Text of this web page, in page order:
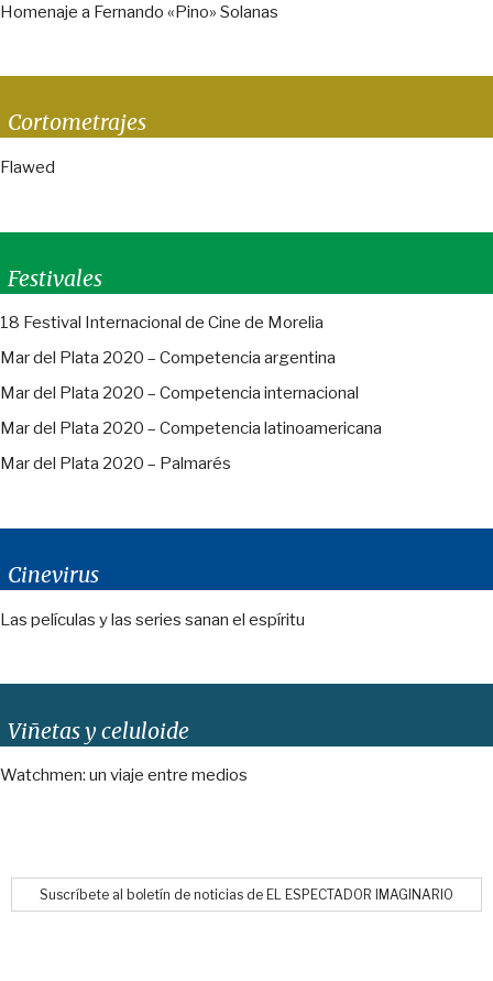
Homenaje a Fernando «Pino» Solanas
Cortometrajes
Flawed
Festivales
18 Festival Internacional de Cine de Morelia
Mar del Plata 2020 – Competencia argentina
Mar del Plata 2020 – Competencia internacional
Mar del Plata 2020 – Competencia latinoamericana
Mar del Plata 2020 – Palmarés
Cinevirus
Las películas y las series sanan el espíritu
Viñetas y celuloide
Watchmen: un viaje entre medios
Suscríbete al boletín de noticias de EL ESPECTADOR IMAGINARIO